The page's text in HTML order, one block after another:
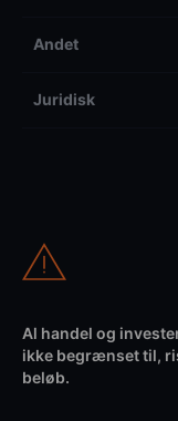
Andet
Juridisk
Al handel og
ikke begrænset til,
beløb.